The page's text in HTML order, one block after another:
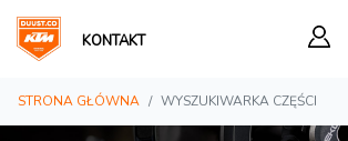
KONTAKT
STRONA GŁÓWNA WYSZUKIWARKA CZĘŚCI